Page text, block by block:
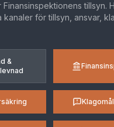
tillsyn.
för tillsyn, ansvar,
&